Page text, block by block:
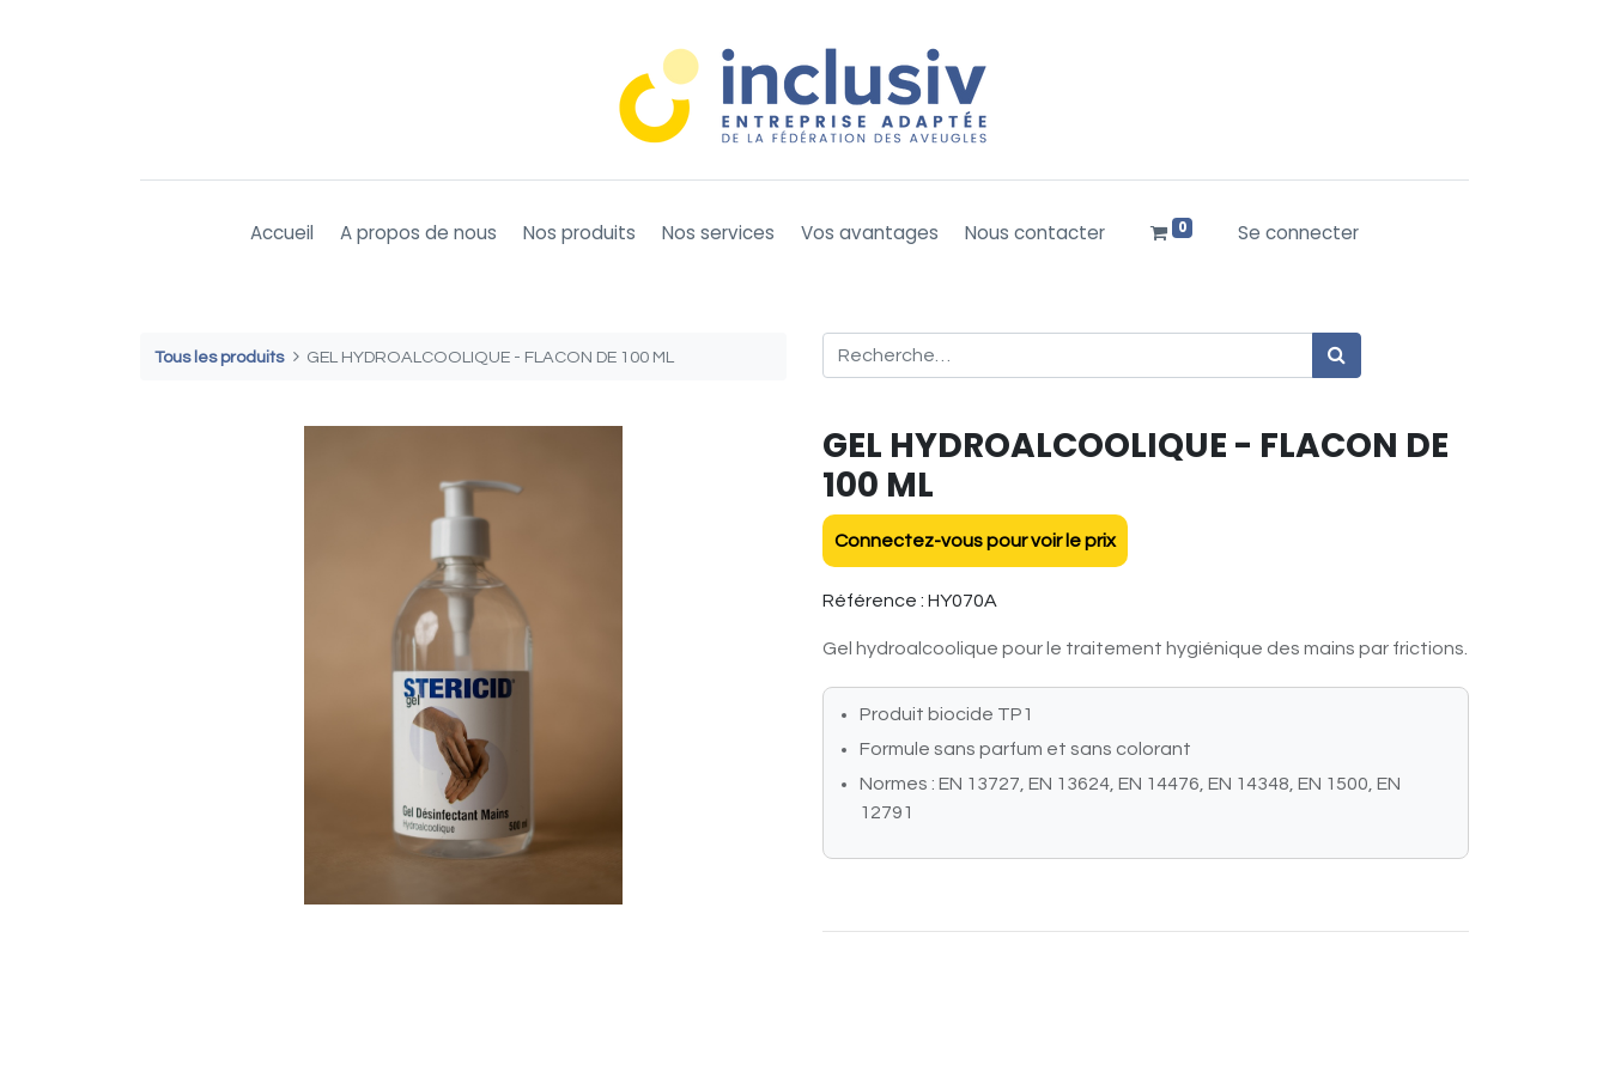
Accueil A propos de nous Nos produits Nos services Vos avantages Nous contacter 0 Se connecter
Tous les produits GEL HYDROALCOOLIQUE - FLACON DE 100 ML
GEL HYDROALCOOLIQUE - FLACON DE
100 ML
Connectez-vous pour voir le prix
Référence : HY070A
Gel hydroalcoolique pour le traitement hygiénique des mains par frictions.
Produit biocide TP1
Formule sans parfum et sans colorant
Normes : EN 13727, EN 13624, EN 14476, EN 14348, EN 1500, EN
12791